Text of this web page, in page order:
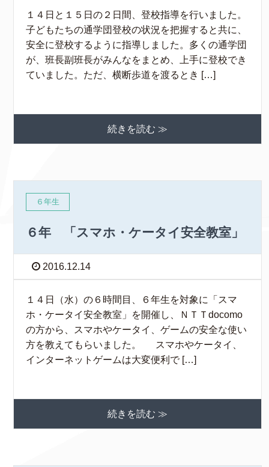
１４日と１５日の２日間、登校指導を行いました。
子どもたちの通学団登校の状況を把握すると共に、
安全に登校するように指導しました。多くの通学団
が、班長副班長がみんなをまとめ、上手に登校でき
ていました。ただ、横断歩道を渡るとき […]
続きを読む ≫
６年生
６年 「スマホ・ケータイ安全教室」
2016.12.14
１４日（水）の６時間目、６年生を対象に「スマ
ホ・ケータイ安全教室」を開催し、ＮＴＴdocomo
の方から、スマホやケータイ、ゲームの安全な使い
方を教えてもらいました。 スマホやケータイ、
インターネットゲームは大変便利で […]
続きを読む ≫